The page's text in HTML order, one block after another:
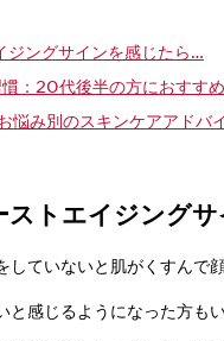
ジングサインを感じたら…
慣：20代後半の方におすす
悩み別のスキンケアアドバ
ストエイジングサ
していないと肌がくすん
感じるようになった方も